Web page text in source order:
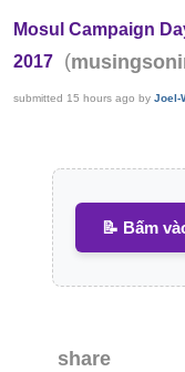
Mosul Campaign
2017
(
submitted 15 hours ago by Joel-
📝 Bấm
share